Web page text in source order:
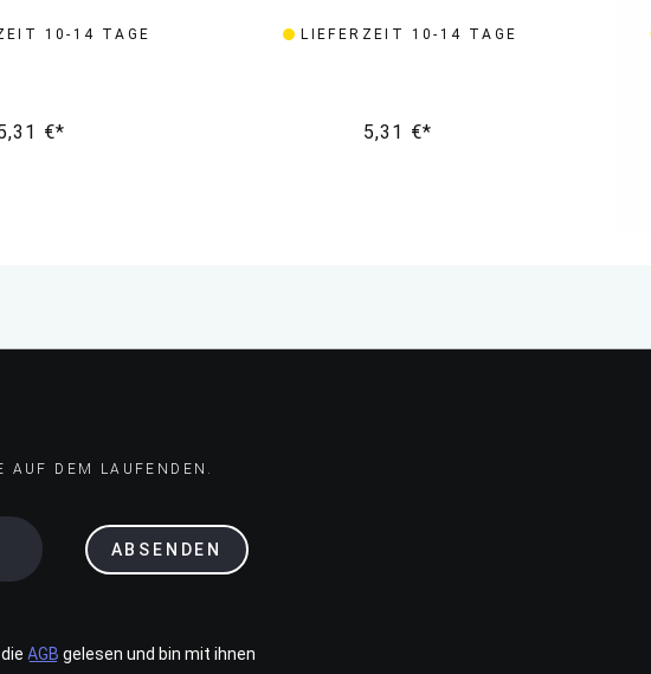
10-14 TAGE
€*
LIEFERZEIT 10-14 TAGE
5,31 €*
AUF DEM LAUFENDEN.
ABSENDEN
AGB gelesen und bin mit ihnen